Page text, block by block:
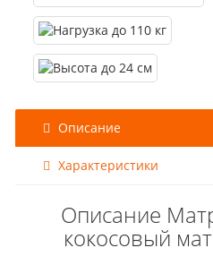
Описание
Характеристики
Описание
кокосовый